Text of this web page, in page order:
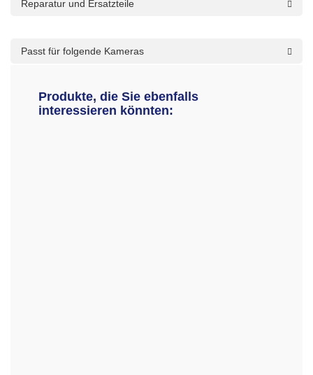
Reparatur und Ersatzteile
Passt für folgende Kameras
Produkte, die Sie ebenfalls
interessieren könnten: